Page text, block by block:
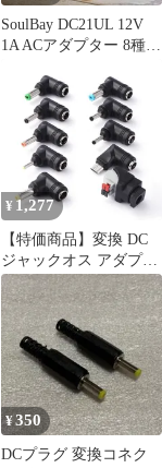
SoulBay DC21UL 12V
1A ACアダプター 8種類
¥ 1,277
【特価商品】変換 DC
ジャックオス アダプタ
10 L字型プラグ in 内径
2.1ｍｍ) 1 汎用ACアダ
プター用出力DCプラグ
変換8種類セット(メス
側外形5.5ｍｍ
¥350
DCプラグ 変換コネク